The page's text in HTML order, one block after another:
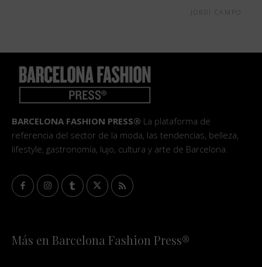
JORDI CAMPO
BARCELONA FASHION PRESS® La plataforma de
referencia del sector de la moda, las tendencias, belleza,
lifestyle, gastronomía, lujo, cultura y arte de Barcelona.
Más en Barcelona Fashion Press®